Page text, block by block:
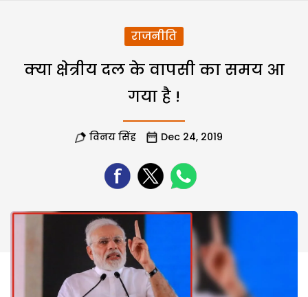
राजनीति
क्या क्षेत्रीय दल के वापसी का समय आ
गया है !
विनय सिंह Dec 24, 2019